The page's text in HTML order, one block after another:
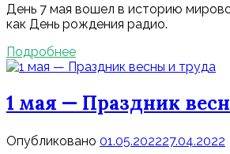
День 7 мая вошел в историю
как День рождения радио.
Подробнее
1 мая — Праздник
Опубликовано 01.05.202227.04.2022